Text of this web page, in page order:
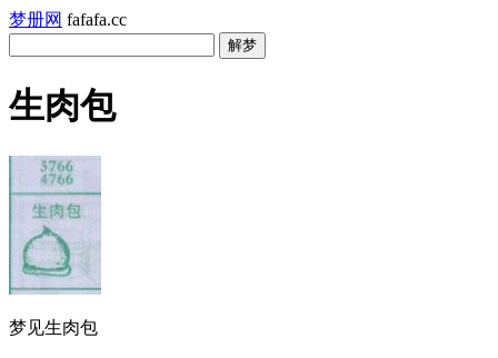
梦册网 fafafa.cc
生肉包
梦见生肉包